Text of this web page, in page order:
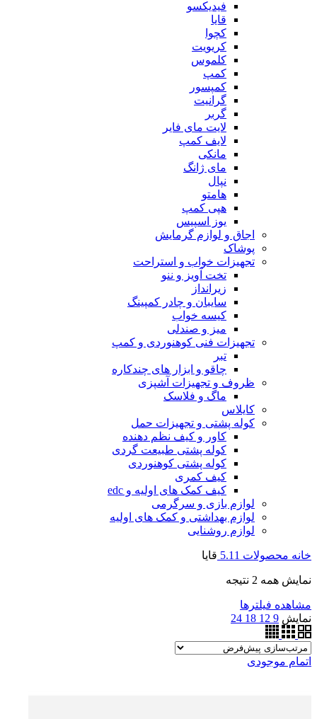
فیدیکسو
قایا
کچوا
کریویت
کلموس
کمپ
کمپسور
گرانیت
گربر
لایت مای فایر
لایف کمپ
مانکی
مای ژانگ
نپال
هامتو
هپی کمپ
یوز اسپیس
اجاق و لوازم گرمایش
پوشاک
تجهیزات خواب و استراحت
تخت آویز و ننو
زیرانداز
سایبان و چادر کمپینگ
کیسه خواب
میز و صندلی
تجهیزات فنی کوهنوردی و کمپ
تبر
چاقو و ابزار های چندکاره
ظروف و تجهیزات آشپزی
ماگ و فلاسک
کایلاس
کوله پشتی و تجهیزات حمل
کاور و کیف نظم دهنده
کوله پشتی طبیعت گردی
کوله پشتی کوهنوردی
کیف کمری
کیف کمک های اولیه و edc
لوازم بازی و سرگرمی
لوازم بهداشتی و کمک های اولیه
لوازم روشنایی
خانه محصولات 5.11 قایا
نمایش همه 2 نتیجه
مشاهده فیلترها
نمایش 9
12
18
24
اتمام موجودی